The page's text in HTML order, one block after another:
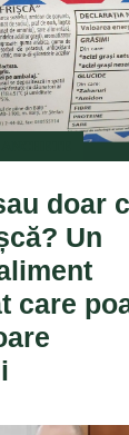
doar
Un
care